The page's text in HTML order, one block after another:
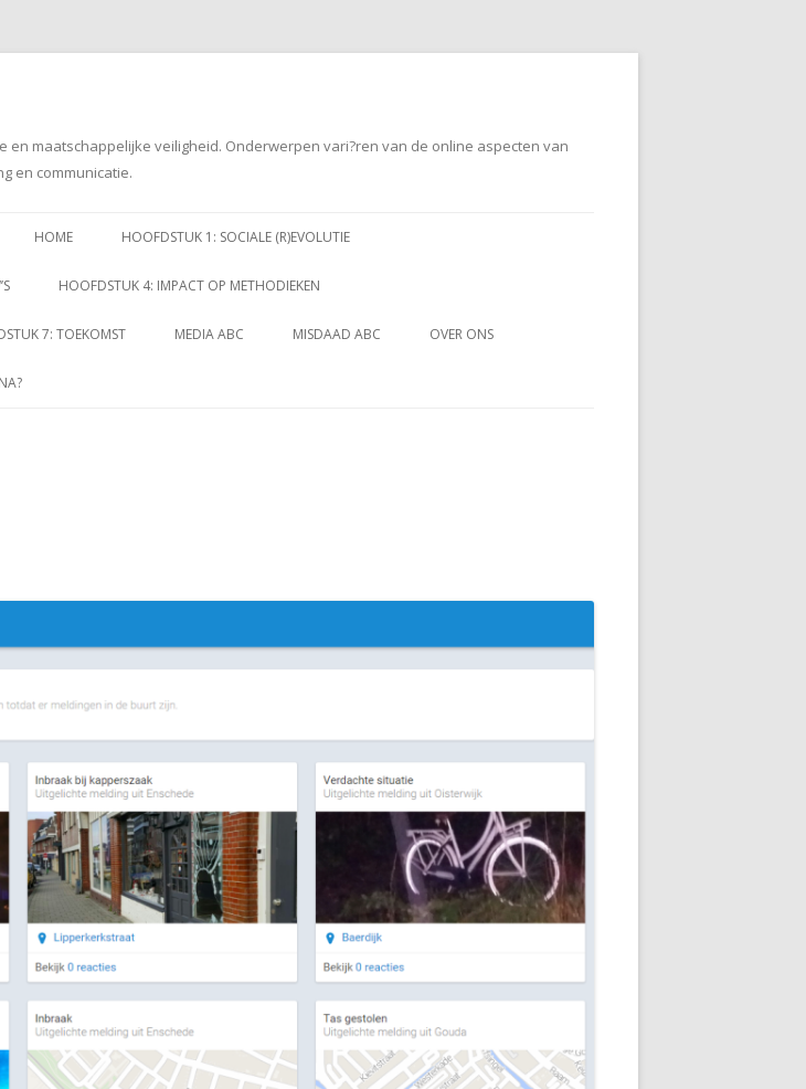
en maatschappelijke veiligheid. Onderwerpen vari?ren van de online aspecten van
en communicatie.
naar
HOME HOOFDSTUK 1: SOCIALE (R)EVOLUTIE
HOOFDSTUK 4: IMPACT OP METHODIEKEN
7: TOEKOMST MEDIA ABC MISDAAD ABC OVER ONS